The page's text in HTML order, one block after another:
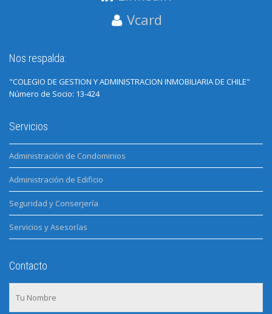
Vcard
Nos respalda:
"COLEGIO DE GESTION Y ADMINISTRACION INMOBILIARIA DE CHILE"
Número de Socio: 13-424
Servicios
Administración de Condominios
Administración de Edificio
Seguridad y Conserjería
Servicios y Asesorías
Contacto